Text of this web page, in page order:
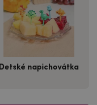
Detské napichovátka